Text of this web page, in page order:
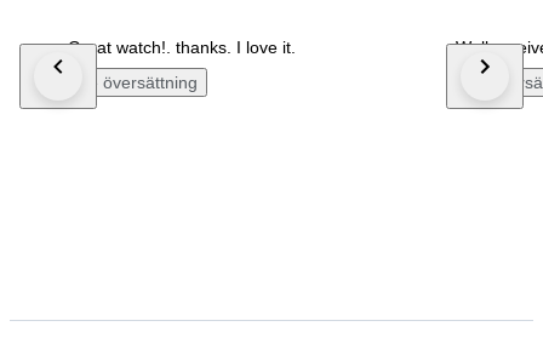
Great watch!. thanks. I love it.
Se översättning
Well
Se